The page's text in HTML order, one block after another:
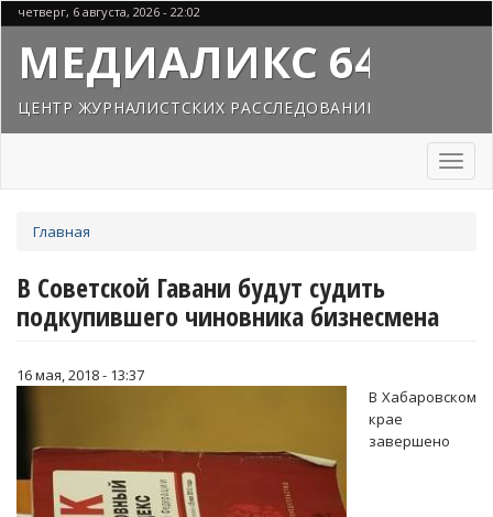
Перейти
к
основному
содержанию
четверг, 6 августа, 2026 - 22:02
МЕДИАЛИКС 64
ЦЕНТР ЖУРНАЛИСТСКИХ РАССЛЕДОВАНИЙ
Toggle
здесь
Главная
В Советской Гавани будут судить
подкупившего чиновника бизнесмена
16 мая, 2018 - 13:37
В Хабаровском
крае
завершено